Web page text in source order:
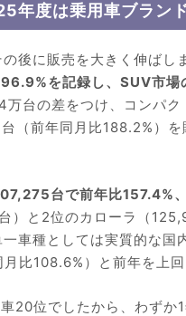
年度は乗用車ブラン
後に販売を大きく伸ばし
を記録し、SUV市場
台の差をつけ、コンパク
（前年同月比188.2%）を
台で前年比157.4%
）と2位のカローラ（
車種としては実質的な国
比108.6%）と前年を上回
20位でしたから、わずか1